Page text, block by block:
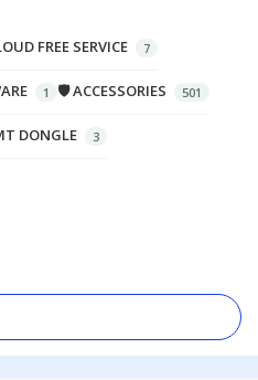
FREE SERVICE
🛡️ ACCESSORIES
DONGLE